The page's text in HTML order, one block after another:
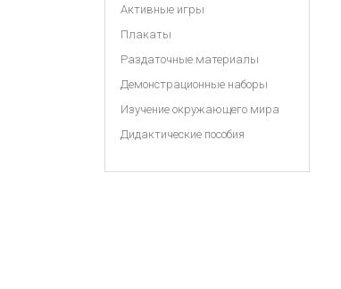
Активные игры
Плакаты
Раздаточные материалы
Демонстрационные наборы
Изучение окружающего мира
Дидактические пособия